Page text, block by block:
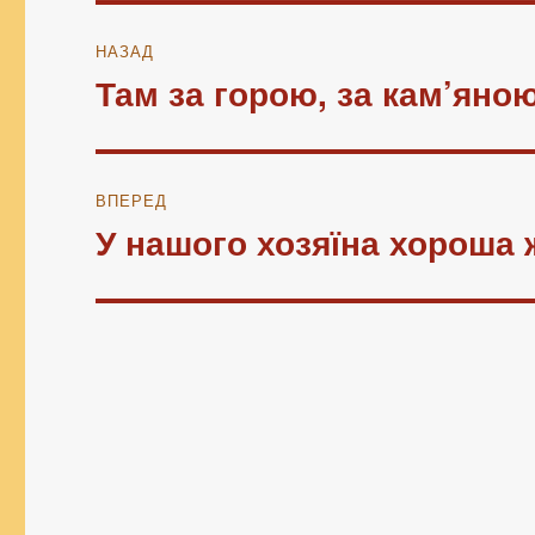
записів
НАЗАД
Попередній
Там за горою, за
ВПЕРЕД
Наступний
У нашого хозяїна хороша